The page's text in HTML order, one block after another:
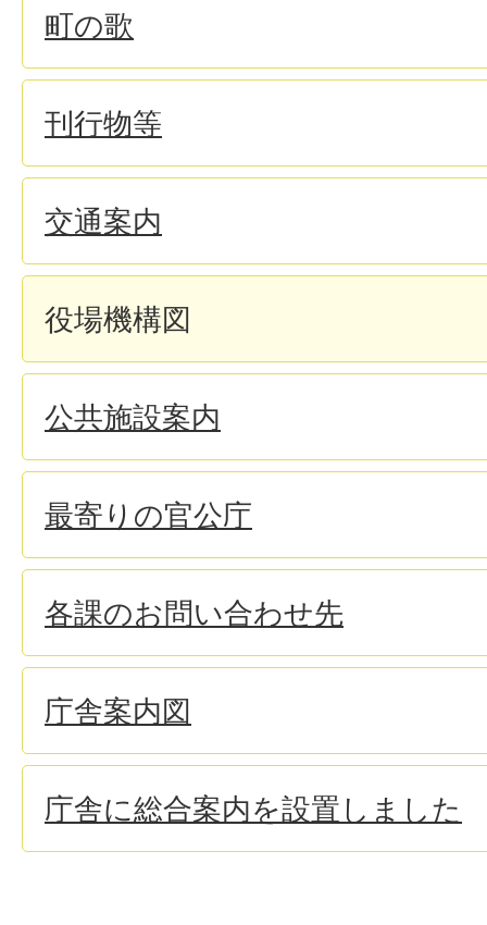
町の歌
刊行物等
交通案内
役場機構図
公共施設案内
最寄りの官公庁
各課のお問い合わせ先
庁舎案内図
庁舎に総合案内を設置しました